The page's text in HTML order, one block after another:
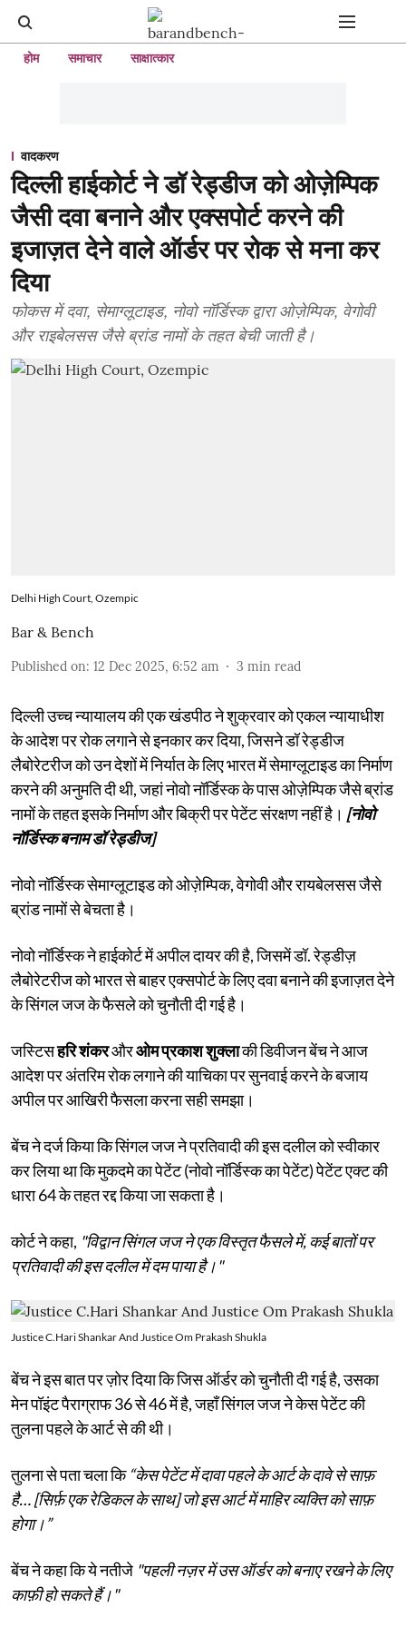
होम समाचार साक्षात्कार
वादकरण
दिल्ली हाईकोर्ट ने डॉ रेड्डीज को ओज़ेम्पिक
जैसी दवा बनाने और एक्सपोर्ट करने की
इजाज़त देने वाले ऑर्डर पर रोक से मना कर
दिया
फोकस में दवा, सेमाग्लूटाइड, नोवो नॉर्डिस्क द्वारा ओज़ेम्पिक, वेगोवी
और राइबेलसस जैसे ब्रांड नामों के तहत बेची जाती है।
Delhi High Court, Ozempic
Bar & Bench
Published on: 12 Dec 2025, 6:52 am 3 min read
दिल्ली उच्च न्यायालय की एक खंडपीठ ने शुक्रवार को एकल न्यायाधीश
के आदेश पर रोक लगाने से इनकार कर दिया, जिसने डॉ रेड्डीज
लैबोरेटरीज को उन देशों में निर्यात के लिए भारत में सेमाग्लूटाइड का निर्माण
करने की अनुमति दी थी, जहां नोवो नॉर्डिस्क के पास ओज़ेम्पिक जैसे ब्रांड
नामों के तहत इसके निर्माण और बिक्री पर पेटेंट संरक्षण नहीं है। [नोवो
नॉर्डिस्क बनाम डॉ रेड्डीज]
नोवो नॉर्डिस्क सेमाग्लूटाइड को ओज़ेम्पिक, वेगोवी और रायबेलसस जैसे
ब्रांड नामों से बेचता है।
नोवो नॉर्डिस्क ने हाईकोर्ट में अपील दायर की है, जिसमें डॉ. रेड्डीज़
लैबोरेटरीज को भारत से बाहर एक्सपोर्ट के लिए दवा बनाने की इजाज़त देने
के सिंगल जज के फैसले को चुनौती दी गई है।
जस्टिसहरि शंकरऔरओम प्रकाश शुक्लाकी डिवीजन बेंच ने आज
आदेश पर अंतरिम रोक लगाने की याचिका पर सुनवाई करने के बजाय
अपील पर आखिरी फैसला करना सही समझा।
बेंच ने दर्ज किया कि सिंगल जज ने प्रतिवादी की इस दलील को स्वीकार
कर लिया था कि मुकदमे का पेटेंट (नोवो नॉर्डिस्क का पेटेंट) पेटेंट एक्ट की
धारा 64 के तहत रद्द किया जा सकता है।
कोर्ट ने कहा, "विद्वान सिंगल जज ने एक विस्तृत फैसले में, कई बातों पर
प्रतिवादी की इस दलील में दम पाया है।"
Justice C.Hari Shankar And Justice Om Prakash Shukla
बेंच ने इस बात पर ज़ोर दिया कि जिस ऑर्डर को चुनौती दी गई है, उसका
मेन पॉइंट पैराग्राफ 36 से 46 में है, जहाँ सिंगल जज ने केस पेटेंट की
तुलना पहले के आर्ट से की थी।
तुलना से पता चला कि “केस पेटेंट में दावा पहले के आर्ट के दावे से साफ़
है… [सिर्फ़ एक रेडिकल के साथ] जो इस आर्ट में माहिर व्यक्ति को साफ़
होगा।”
बेंच ने कहा कि ये नतीजे "पहली नज़र में उस ऑर्डर को बनाए रखने के लिए
काफ़ी हो सकते हैं।"